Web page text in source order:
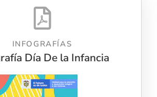
INFOGRAFÍAS
Día De la Infancia